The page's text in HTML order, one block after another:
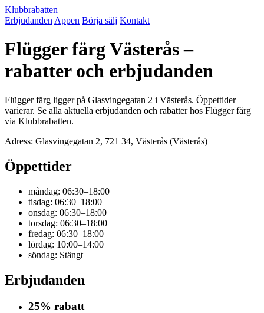
Klubbrabatten
Erbjudanden Appen Börja sälj Kontakt
Flügger färg Västerås –
rabatter och erbjudanden
Flügger färg ligger på Glasvingegatan 2 i Västerås. Öppettider
varierar. Se alla aktuella erbjudanden och rabatter hos Flügger färg
via Klubbrabatten.
Adress: Glasvingegatan 2, 721 34, Västerås (Västerås)
Öppettider
måndag: 06:30–18:00
tisdag: 06:30–18:00
onsdag: 06:30–18:00
torsdag: 06:30–18:00
fredag: 06:30–18:00
lördag: 10:00–14:00
söndag: Stängt
Erbjudanden
25% rabatt